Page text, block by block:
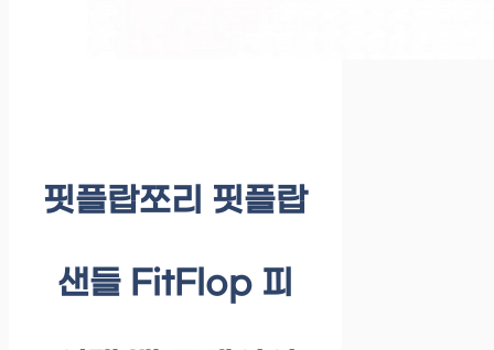
핏플랍쪼리 핏플랍
샌들 FitFlop 피